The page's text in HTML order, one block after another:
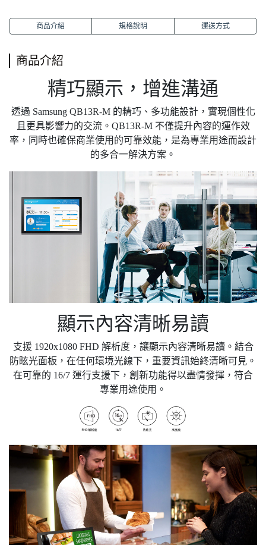
商品介紹 規格說明 運送方式
商品介紹
精巧顯示，增進溝通
透過 Samsung QB13R-M 的精巧、多功能設計，實現個性化
且更具影響力的交流。QB13R-M 不僅提升內容的運作效
率，同時也確保商業使用的可靠效能，是為專業用途而設計
的多合一解決方案。
顯示內容清晰易讀
支援 1920x1080 FHD 解析度，讓顯示內容清晰易讀。結合
防眩光面板，在任何環境光線下，重要資訊始終清晰可見。
在可靠的 16/7 運行支援下，創新功能得以盡情發揮，符合
專業用途使用。